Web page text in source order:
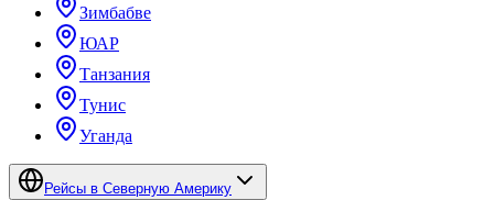
Зимбабве
ЮАР
Танзания
Тунис
Уганда
Рейсы в Северную Америку